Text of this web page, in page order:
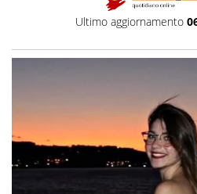
Ultimo aggiornamento